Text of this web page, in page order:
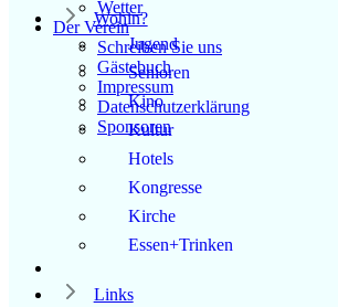
Wetter
Der Verein
Schreiben Sie uns
Gästebuch
Impressum
Datenschutzerklärung
Sponsoren
Wohin?
Jugend
Senioren
Kino
Kultur
Hotels
Kongresse
Kirche
Essen+Trinken
Links